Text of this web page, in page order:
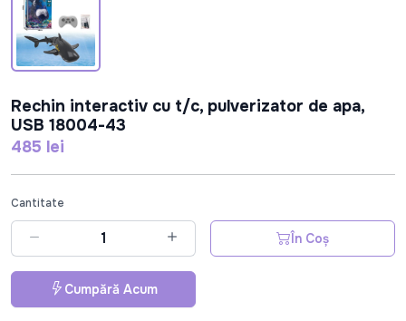
Rechin interactiv cu t/c, pulverizator de apa,
USB 18004-43
485 lei
Cantitate
În Coș
Cumpără Acum